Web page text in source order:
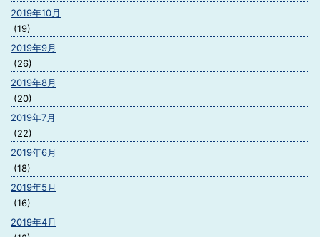
2019年10月
(19)
2019年9月
(26)
2019年8月
(20)
2019年7月
(22)
2019年6月
(18)
2019年5月
(16)
2019年4月